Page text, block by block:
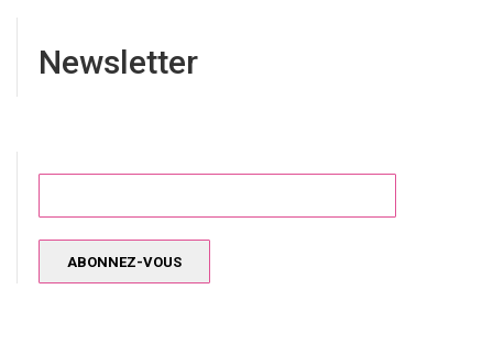
Newsletter